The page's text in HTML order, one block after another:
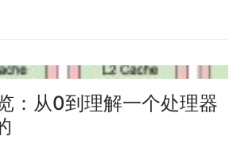
：从0到理解一个处理器